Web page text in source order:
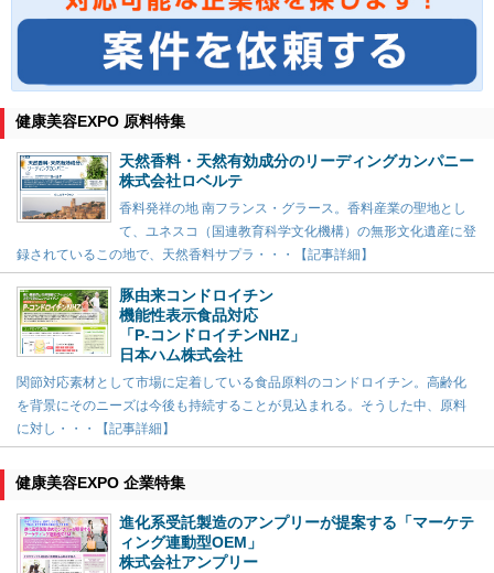
健康美容EXPO 原料特集
天然香料・天然有効成分のリーディングカンパニー
株式会社ロベルテ
香料発祥の地 南フランス・グラース。香料産業の聖地とし
て、ユネスコ（国連教育科学文化機構）の無形文化遺産に登
録されているこの地で、天然香料サプラ・・・【記事詳細】
豚由来コンドロイチン
機能性表示食品対応
「P-コンドロイチンNHZ」
日本ハム株式会社
関節対応素材として市場に定着している食品原料のコンドロイチン。高齢化
を背景にそのニーズは今後も持続することが見込まれる。そうした中、原料
に対し・・・【記事詳細】
健康美容EXPO 企業特集
進化系受託製造のアンプリーが提案する「マーケテ
ィング連動型OEM」
株式会社アンプリー